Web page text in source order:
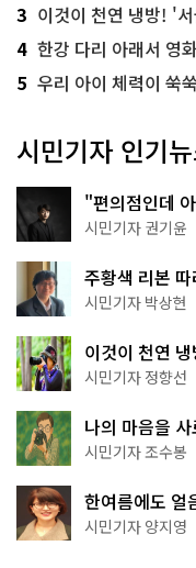
3 이것이 천연 냉방! '
4 한강 다리 아래서 영
5 우리 아이 체력이 쑥
시민기자 인기
"편의점인데
한 편의점의 정체
시민기자 권기윤
주황색 리본
서울둘레길 15
시민기자 박상현
이것이 천연
나볼까
시민기자 정향선
나의 마음을
상작 공개!
시민기자 조수봉
한여름에도 얼
천국이네~
시민기자 양지영